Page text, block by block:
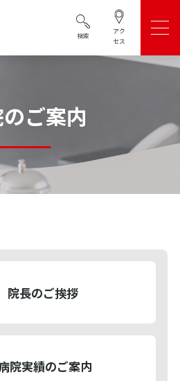
検索
アク
セス
ご案内
院長のご挨拶
院実績のご案内